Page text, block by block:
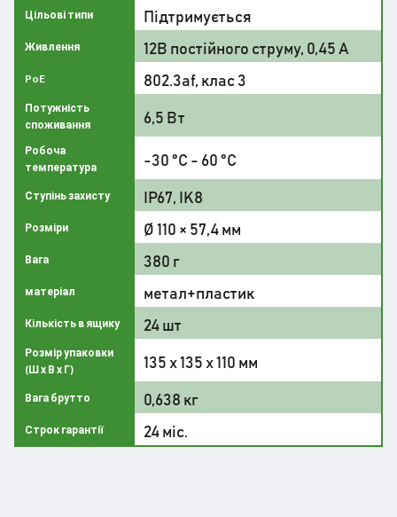
Цільові типи Підтримується
Живлення 12В постійного струму, 0,45 А
PoE 802.3af, клас 3
Потужність
споживання
6,5 Вт
Робоча
температура
-30 °C - 60 °C
Ступінь захисту IP67, IK8
Розміри Ø 110 × 57,4 мм
Вага 380 г
матеріал метал+пластик
Кількість в ящику 24 шт
Розмір упаковки
(Ш х В х Г)
135 х 135 х 110 мм
Вага брутто 0,638 кг
Строк гарантії 24 міс.